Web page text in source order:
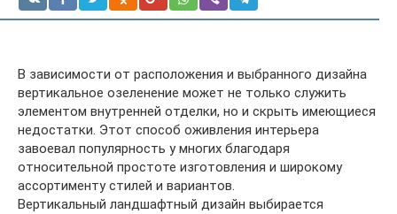
В зависимости от расположения и выбранного дизайна
вертикальное озеленение может не только служить
элементом внутренней отделки, но и скрыть имеющиеся
недостатки. Этот способ оживления интерьера
завоевал популярность у многих благодаря
относительной простоте изготовления и широкому
ассортименту стилей и вариантов.
Вертикальный ландшафтный дизайн выбирается